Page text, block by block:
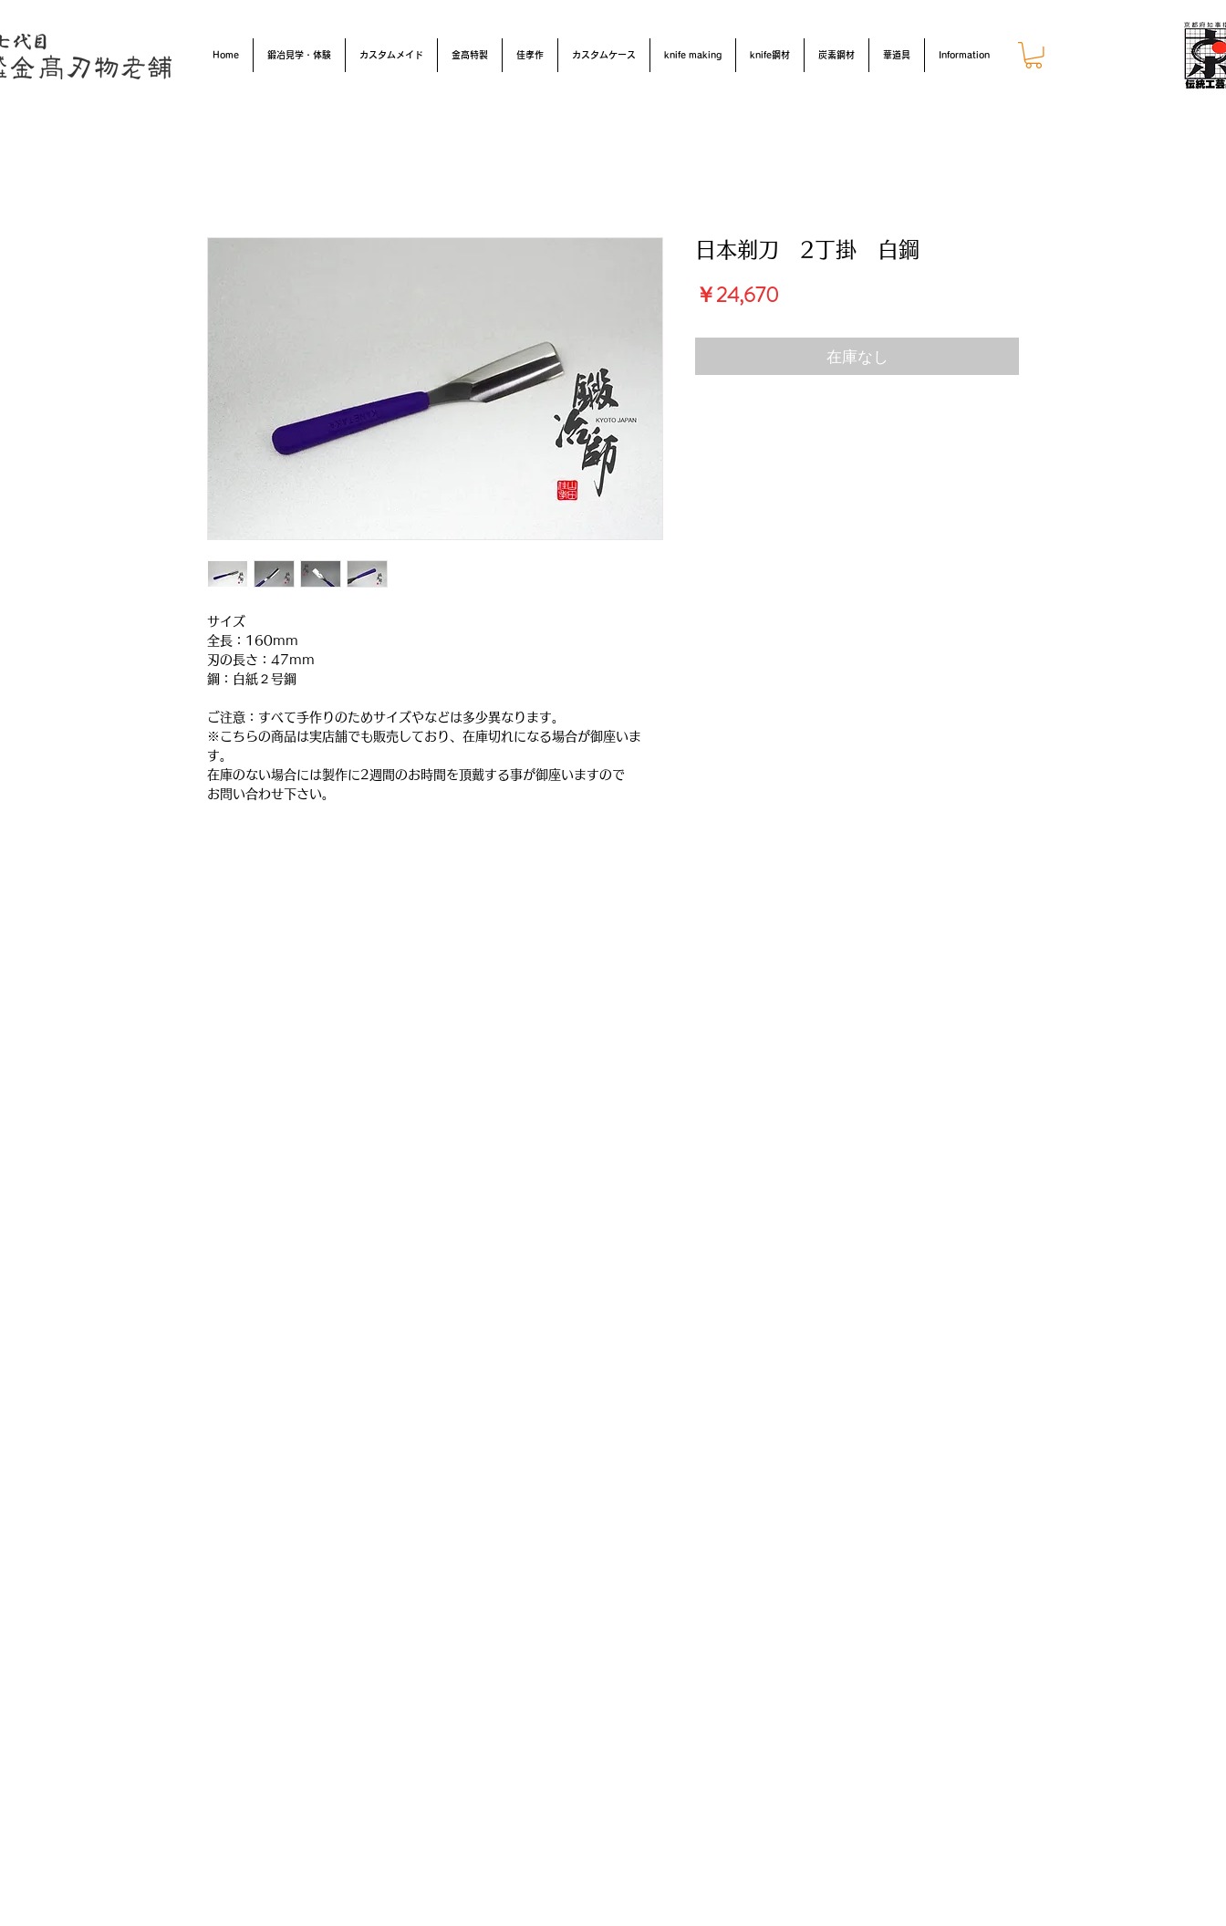
Home 鍛冶見学・体験 カスタムメイド 金高特製 佳孝作 カスタムケース knife making knife鋼材 炭素鋼材 華道具 Information
サイズ
全長：160mm
刃の長さ：47mm
鋼：白紙２号鋼
ご注意：すべて手作りのためサイズやなどは多少異なります。
※こちらの商品は実店舗でも販売しており、在庫切れになる場合が御座いま
す。
在庫のない場合には製作に2週間のお時間を頂戴する事が御座いますので
お問い合わせ下さい。
日本剃刀 2丁掛 白鋼
￥24,670
在庫なし